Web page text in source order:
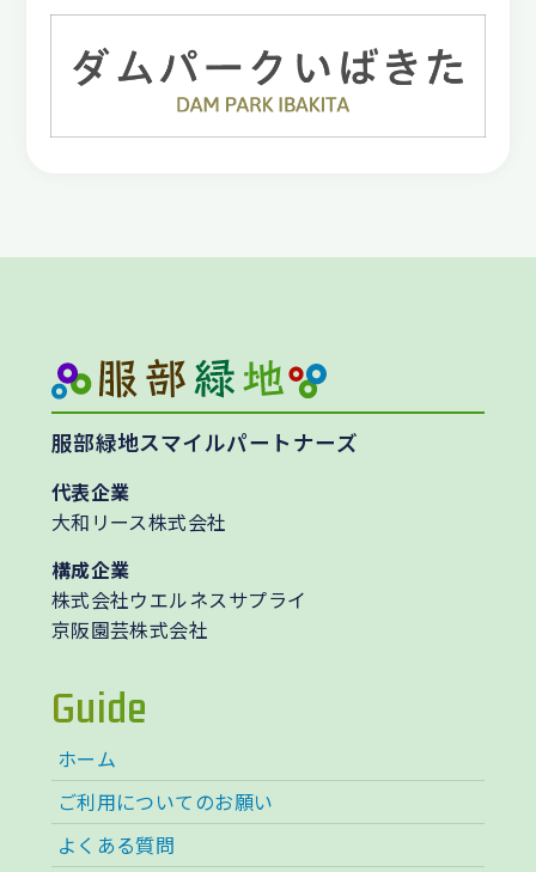
服部緑地スマイルパートナーズ
代表企業
大和リース株式会社
構成企業
株式会社ウエルネスサプライ
京阪園芸株式会社
Guide
ホーム
ご利用についてのお願い
よくある質問